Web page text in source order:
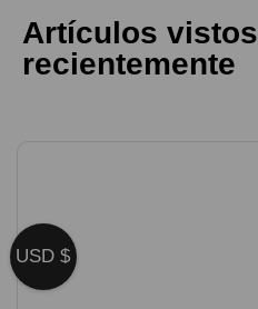
Artículos vistos
recientemente
USD $